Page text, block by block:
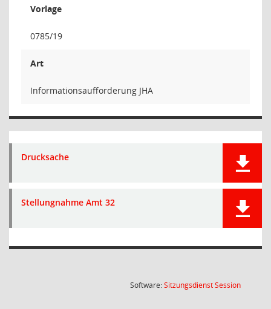
Vorlage
0785/19
Art
Informationsaufforderung JHA
Drucksache
Stellungnahme Amt 32
Software:SitzungsdienstSession(Wird in